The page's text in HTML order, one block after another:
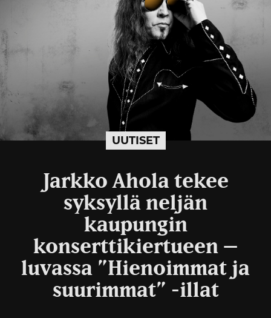
UUTISET
Jarkko Ahola tekee
syksyllä neljän
kaupungin
konserttikiertueen –
luvassa ”Hienoimmat ja
suurimmat” -illat